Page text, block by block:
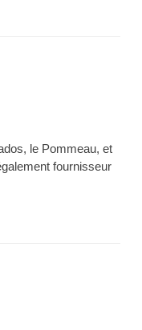
le Pommeau, et
fournisseur